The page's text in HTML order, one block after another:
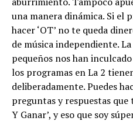
una manera dinámica. Si el
hacer ‘OT’ no te queda
de música independiente.
pequeños nos han
los programas en La 2
deliberadamente. Puedes
preguntas y respuestas que
Y Ganar’, y eso que soy